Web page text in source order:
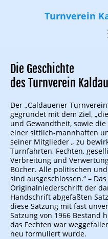
Turnverein
Die Geschichte
des Turnverein
Der „Caldauener
gegründet mit dem Ziel,
und Gewandtheit, sowie
einer sittlich-mannhaften
seiner Mitglieder „ zu
Turnfahrten, Fechten,
Verbreitung und
Bücher. Alle politischen
sind ausgeschlossen.“ –
Originalniederschrift der
Handschrift abgefaßten
diese Satzung mit fast
Satzung von 1966 Bestand
das Fechten war
neu formuliert wurde.